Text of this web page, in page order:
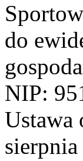
do
NIP:
Ustawa